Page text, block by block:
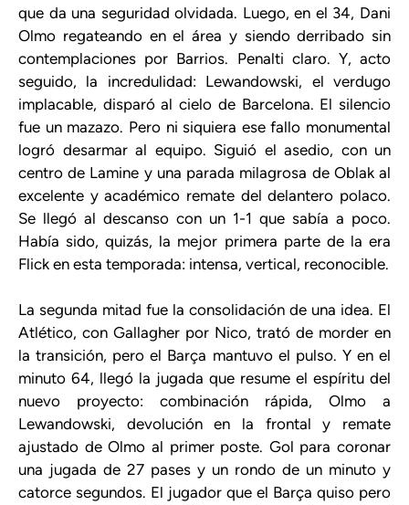
que da una seguridad olvidada. Luego, en el 34, Dani
Olmo regateando en el área y siendo derribado sin
contemplaciones por Barrios. Penalti claro. Y, acto
seguido, la incredulidad: Lewandowski, el verdugo
implacable, disparó al cielo de Barcelona. El silencio
fue un mazazo. Pero ni siquiera ese fallo monumental
logró desarmar al equipo. Siguió el asedio, con un
centro de Lamine y una parada milagrosa de Oblak al
excelente y académico remate del delantero polaco.
Se llegó al descanso con un 1-1 que sabía a poco.
Había sido, quizás, la mejor primera parte de la era
Flick en esta temporada: intensa, vertical, reconocible.
La segunda mitad fue la consolidación de una idea. El
Atlético, con Gallagher por Nico, trató de morder en
la transición, pero el Barça mantuvo el pulso. Y en el
minuto 64, llegó la jugada que resume el espíritu del
nuevo proyecto: combinación rápida, Olmo a
Lewandowski, devolución en la frontal y remate
ajustado de Olmo al primer poste. Gol para coronar
una jugada de 27 pases y un rondo de un minuto y
catorce segundos. El jugador que el Barça quiso pero